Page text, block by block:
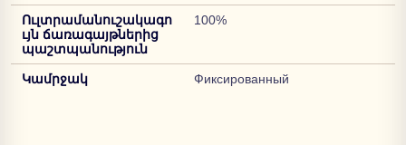
Ուլտրամանուշակագո
ւյն ճառագայթներից
պաշտպանություն
100%
Կամրջակ Фиксированный